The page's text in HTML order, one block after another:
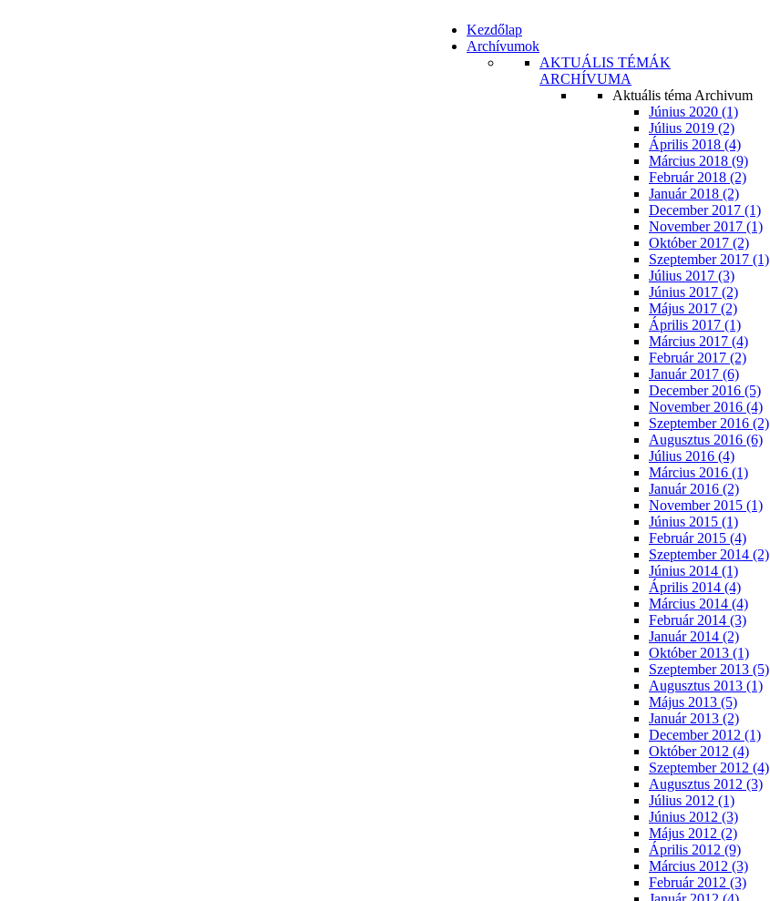
Kezdőlap
Archívumok
AKTUÁLIS TÉMÁK
ARCHÍVUMA
Aktuális téma Archivum
Június 2020 (1)
Július 2019 (2)
Április 2018 (4)
Március 2018 (9)
Február 2018 (2)
Január 2018 (2)
December 2017 (1)
November 2017 (1)
Október 2017 (2)
Szeptember 2017 (1)
Július 2017 (3)
Június 2017 (2)
Május 2017 (2)
Április 2017 (1)
Március 2017 (4)
Február 2017 (2)
Január 2017 (6)
December 2016 (5)
November 2016 (4)
Szeptember 2016 (2)
Augusztus 2016 (6)
Július 2016 (4)
Március 2016 (1)
Január 2016 (2)
November 2015 (1)
Június 2015 (1)
Február 2015 (4)
Szeptember 2014 (2)
Június 2014 (1)
Április 2014 (4)
Március 2014 (4)
Február 2014 (3)
Január 2014 (2)
Október 2013 (1)
Szeptember 2013 (5)
Augusztus 2013 (1)
Május 2013 (5)
Január 2013 (2)
December 2012 (1)
Október 2012 (4)
Szeptember 2012 (4)
Augusztus 2012 (3)
Július 2012 (1)
Június 2012 (3)
Május 2012 (2)
Április 2012 (9)
Március 2012 (3)
Február 2012 (3)